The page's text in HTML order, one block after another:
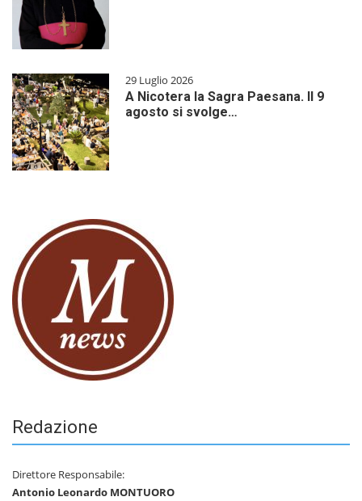
29 Luglio 2026
A Nicotera la Sagra Paesana. Il 9
agosto si svolge…
Redazione
Direttore Responsabile:
Antonio Leonardo MONTUORO